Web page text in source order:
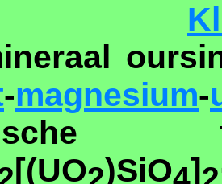
-magnesium-
[(UO )SiO ]